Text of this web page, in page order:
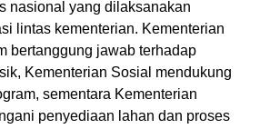
nasional yang dilaksanakan
lintas kementerian. Kementerian
bertanggung jawab terhadap
Kementerian Sosial mendukung
sementara Kementerian
penyediaan lahan dan proses